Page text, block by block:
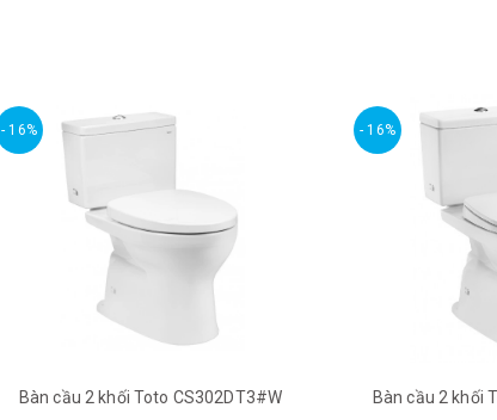
- 16%
Bàn cầu 2 khối Toto CS302DT3#W
- 16%
Bàn cầu 2 khối